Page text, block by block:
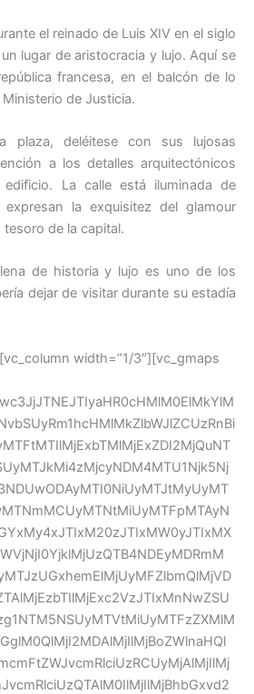
el reinado de Luis XIV en el siglo
lugar de aristocracia y lujo. Aquí se
francesa, en el balcón de lo
de Justicia.
plaza, deléitese con sus lujosas
a los detalles arquitectónicos
La calle está iluminada de
la exquisitez del glamour
de la capital.
de historia y lujo es uno de los
dejar de visitar durante su estadía
width=”1/3″][vc_gmaps